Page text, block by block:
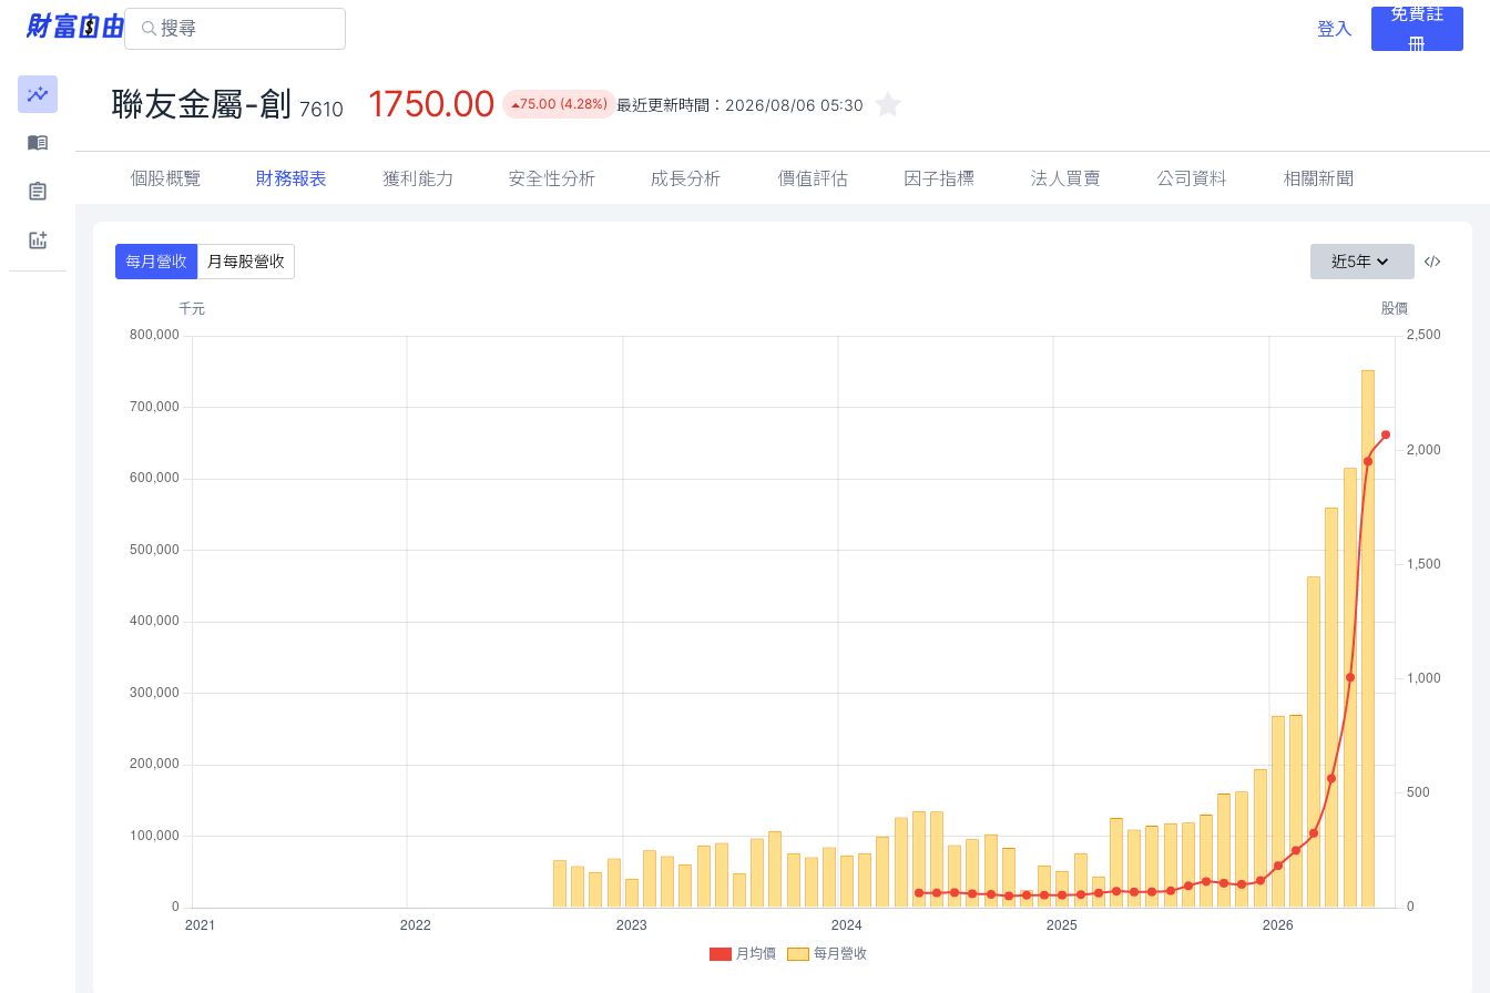
登入
免費註
冊
聯友金屬-創 7610 1750.00 75.00 (4.28%) 最近更新時間： 2026/08/06 05:30
個股概覽 財務報表 獲利能力 安全性分析 成長分析 價值評估 因子指標 法人買賣 公司資料 相關新聞
每月營收 月每股營收 近5年
月均價 每月營收